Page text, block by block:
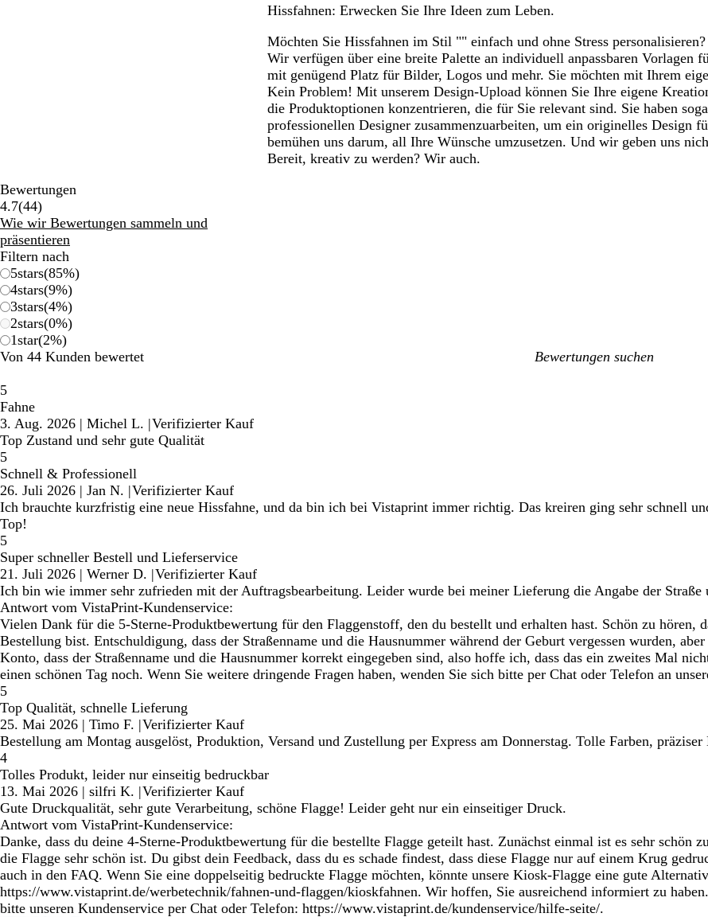
Hissfahnen: Erwecken Sie Ihre Ideen zum Leben.
Möchten Sie Hissfahnen im Stil "" einfach und ohne Stress
Wir verfügen über eine breite Palette an individuell anpassbaren Vorlagen
mit genügend Platz für Bilder, Logos und mehr. Sie möchten mit Ihrem
Kein Problem! Mit unserem Design-Upload können Sie Ihre eigene
die Produktoptionen konzentrieren, die für Sie relevant sind. Sie haben
professionellen Designer zusammenzuarbeiten, um ein originelles Design
bemühen uns darum, all Ihre Wünsche umzusetzen. Und wir geben uns
Bereit, kreativ zu werden? Wir auch.
Bewertungen
4.7(4444
Bewertungen
)
Wie wir Bewertungen sammeln und
präsentieren
Filtern nach
5stars(85%)
4stars(9%)
3stars(4%)
2stars(0%)
1star(2%)
Von 44 Kunden bewertet
Meine
5
Fahne
3. Aug. 2026 | Michel L. |Verifizierter Kauf
Top Zustand und sehr gute Qualität
5
Schnell & Professionell
26. Juli 2026 | Jan N. |Verifizierter Kauf
Ich brauchte kurzfristig eine neue Hissfahne, und da bin ich bei Vistaprint immer richtig. Das kreiren ging sehr schnell
Top!
5
Super schneller Bestell und Lieferservice
21. Juli 2026 | Werner D. |Verifizierter Kauf
Ich bin wie immer sehr zufrieden mit der Auftragsbearbeitung. Leider wurde bei meiner Lieferung die Angabe der Straße
Antwort vom VistaPrint-Kundenservice:
Vielen Dank für die 5-Sterne-Produktbewertung für den Flaggenstoff, den du bestellt und erhalten hast. Schön zu
Bestellung bist. Entschuldigung, dass der Straßenname und die Hausnummer während der Geburt vergessen wurden,
Konto, dass der Straßenname und die Hausnummer korrekt eingegeben sind, also hoffe ich, dass das ein zweites Mal
einen schönen Tag noch. Wenn Sie weitere dringende Fragen haben, wenden Sie sich bitte per Chat oder Telefon an
5
Top Qualität, schnelle Lieferung
25. Mai 2026 | Timo F. |Verifizierter Kauf
Bestellung am Montag ausgelöst, Produktion, Versand und Zustellung per Express am Donnerstag. Tolle Farben,
4
Tolles Produkt, leider nur einseitig bedruckbar
13. Mai 2026 | silfri K. |Verifizierter Kauf
Gute Druckqualität, sehr gute Verarbeitung, schöne Flagge! Leider geht nur ein einseitiger Druck.
Antwort vom VistaPrint-Kundenservice:
Danke, dass du deine 4-Sterne-Produktbewertung für die bestellte Flagge geteilt hast. Zunächst einmal ist es sehr schön
die Flagge sehr schön ist. Du gibst dein Feedback, dass du es schade findest, dass diese Flagge nur auf einem Krug
auch in den FAQ. Wenn Sie eine doppelseitig bedruckte Flagge möchten, könnte unsere Kiosk-Flagge eine gute
https://www.vistaprint.de/werbetechnik/fahnen-und-flaggen/kioskfahnen. Wir hoffen, Sie ausreichend informiert zu
bitte unseren Kundenservice per Chat oder Telefon: https://www.vistaprint.de/kundenservice/hilfe-seite/.